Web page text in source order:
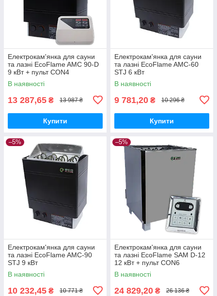
Електрокам'янка для сауни
та лазні EcoFlame AMC 90-D
9 кВт + пульт CON4
В наявності
13 287,65 ₴ 13 987 ₴
Купити
Електрокам'янка для сауни
та лазні EcoFlame AMC-60
STJ 6 кВт
В наявності
9 781,20 ₴ 10 296 ₴
Купити
–5%
Електрокам'янка для сауни
та лазні EcoFlame AMC-90
STJ 9 кВт
В наявності
10 232,45 ₴ 10 771 ₴
–5%
Електрокам'янка для сауни
та лазні EcoFlame SAM D-12
12 кВт + пульт CON6
В наявності
24 829,20 ₴ 26 136 ₴